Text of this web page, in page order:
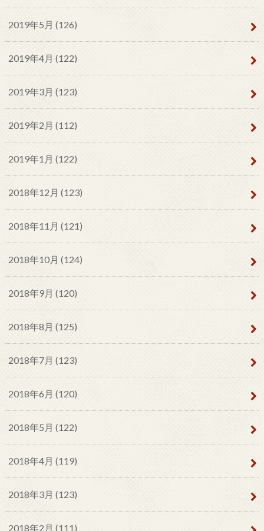
2019年5月 (126)
2019年4月 (122)
2019年3月 (123)
2019年2月 (112)
2019年1月 (122)
2018年12月 (123)
2018年11月 (121)
2018年10月 (124)
2018年9月 (120)
2018年8月 (125)
2018年7月 (123)
2018年6月 (120)
2018年5月 (122)
2018年4月 (119)
2018年3月 (123)
2018年2月 (111)